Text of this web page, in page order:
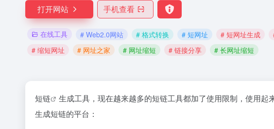
打开网站 手机查看
在线工具 # Web2.0网站 # 格式转换 # 短网址 # 短网址生成
# 缩短网址
# 网址之家 # 网址缩短 # 链接分享 # 长网址缩短
短链
生成工具，现在越来越多的短链工具都加了使用限制，使用
生成短链的平台：